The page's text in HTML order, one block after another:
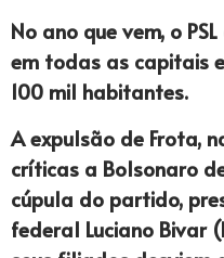
No ano que vem, o
em todas as capitais
100 mil habitantes.
A expulsão de Frota,
críticas a Bolsonaro
cúpula do partido,
federal Luciano Bivar